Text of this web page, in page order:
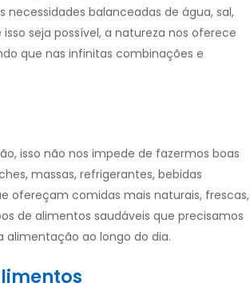
balanceadas de água, sal,
isso seja possível, a natureza nos oferece
que nas infinitas combinações e
isso não nos impede de fazermos boas
massas, refrigerantes, bebidas
ofereçam comidas mais naturais, frescas,
de alimentos saudáveis que precisamos
alimentação ao longo do dia.